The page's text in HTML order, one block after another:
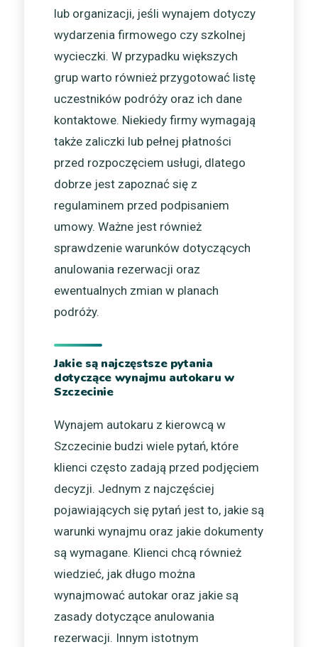
lub organizacji, jeśli wynajem dotyczy
wydarzenia firmowego czy szkolnej
wycieczki. W przypadku większych
grup warto również przygotować listę
uczestników podróży oraz ich dane
kontaktowe. Niekiedy firmy wymagają
także zaliczki lub pełnej płatności
przed rozpoczęciem usługi, dlatego
dobrze jest zapoznać się z
regulaminem przed podpisaniem
umowy. Ważne jest również
sprawdzenie warunków dotyczących
anulowania rezerwacji oraz
ewentualnych zmian w planach
podróży.
Jakie są najczęstsze pytania
dotyczące wynajmu autokaru w
Szczecinie
Wynajem autokaru z kierowcą w
Szczecinie budzi wiele pytań, które
klienci często zadają przed podjęciem
decyzji. Jednym z najczęściej
pojawiających się pytań jest to, jakie są
warunki wynajmu oraz jakie dokumenty
są wymagane. Klienci chcą również
wiedzieć, jak długo można
wynajmować autokar oraz jakie są
zasady dotyczące anulowania
rezerwacji. Innym istotnym